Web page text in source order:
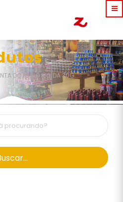
DO REINO MOÍDA 30G